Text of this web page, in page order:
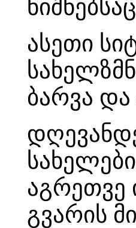
ასეთი
ბარვა და
აგრეთვე
გვარის